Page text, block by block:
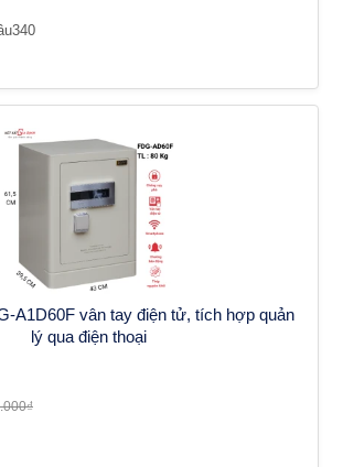
A1D60F vân tay điện tử, tích hợp quản
lý qua điện thoại